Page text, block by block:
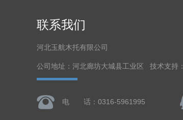
联系我们
河北玉航木托有限公司
公司地址：河北廊坊大城县工业区 技术支持：
电 话：0316-5961995